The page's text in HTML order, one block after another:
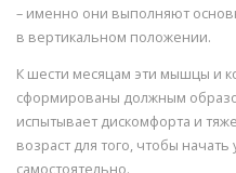
– именно они выполняют
в вертикальном положении.
К шести месяцам эти мышцы и
сформированы должным
испытывает дискомфорта и
возраст для того, чтобы